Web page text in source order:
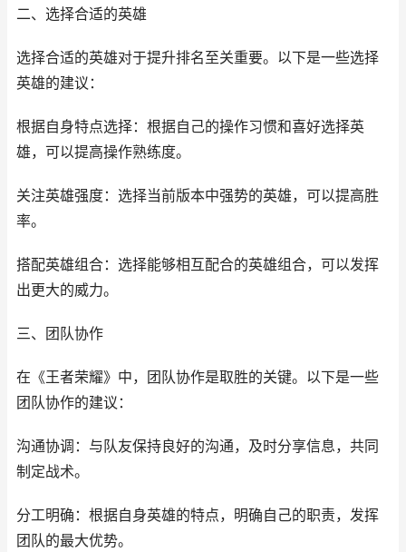
二、选择合适的英雄
选择合适的英雄对于提升排名至关重要。以下是一些选择
英雄的建议：
根据自身特点选择：根据自己的操作习惯和喜好选择英
雄，可以提高操作熟练度。
关注英雄强度：选择当前版本中强势的英雄，可以提高胜
率。
搭配英雄组合：选择能够相互配合的英雄组合，可以发挥
出更大的威力。
三、团队协作
在《王者荣耀》中，团队协作是取胜的关键。以下是一些
团队协作的建议：
沟通协调：与队友保持良好的沟通，及时分享信息，共同
制定战术。
分工明确：根据自身英雄的特点，明确自己的职责，发挥
团队的最大优势。